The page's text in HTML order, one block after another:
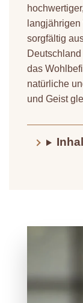
sorgfältig
das
natürliche
und Geist